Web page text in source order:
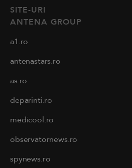
SITE-URI
ANTENA GROUP
a1.ro
antenastars.ro
as.ro
deparinti.ro
medicool.ro
observatornews.ro
spynews.ro